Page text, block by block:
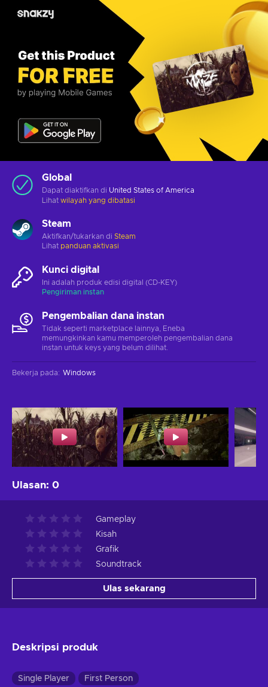
Global
Dapat diaktifkan di United States of America
Lihat wilayah yang dibatasi
Steam
Aktifkan/tukarkan di Steam
Lihat panduan aktivasi
Kunci digital
Ini adalah produk edisi digital (CD-KEY)
Pengiriman instan
Pengembalian dana instan
Tidak seperti marketplace lainnya, Eneba
memungkinkan kamu memperoleh pengembalian dana
instan untuk keys yang belum dilihat.
Bekerja pada: Windows
Ulasan: 0
Gameplay
Kisah
Grafik
Soundtrack
Ulas sekarang
Deskripsi produk
Single Player First Person